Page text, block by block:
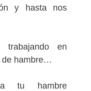
y hasta nos
trabajando en
de hambre…
tu hambre